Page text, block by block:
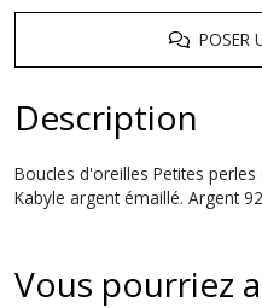
POSER
Description
Boucles d'oreilles Petites
Kabyle argent émaillé. Argent
Vous pourriez